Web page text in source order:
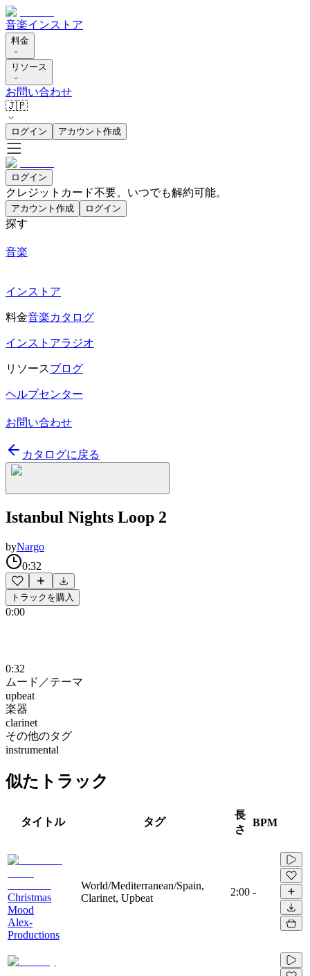
音楽インストア
料金
リソース
お問い合わせ
🇯🇵
ログイン アカウント作成
ログイン
クレジットカード不要。いつでも解約可能。
アカウント作成 ログイン
探す
音楽
インストア
料金音楽カタログ
インストアラジオ
リソースブログ
ヘルプセンター
お問い合わせ
カタログに戻る
Istanbul Nights Loop 2
byNargo
0:32
トラックを購入
0:00
0:32
ムード／テーマ
upbeat
楽器
clarinet
その他のタグ
instrumental
似たトラック
タイトル タグ
長
さ
BPM
Christmas
Mood
Alex-
Productions
World/Mediterranean/Spain,
Clarinet, Upbeat
2:00 -